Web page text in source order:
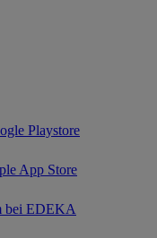
Playstore
App Store
bei EDEKA